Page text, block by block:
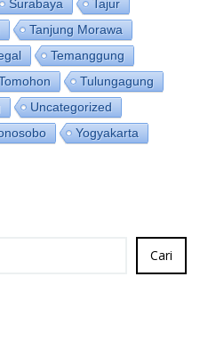
Surabaya
Tajur
Tanjung Morawa
Temanggung
Tulungagung
Uncategorized
Yogyakarta
Cari